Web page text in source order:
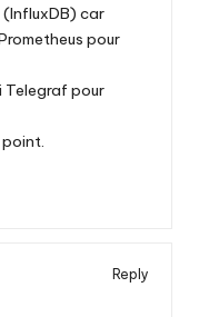
(InfluxDB) car
pour
Telegraf pour
Reply